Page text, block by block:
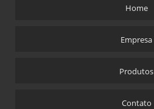
Home
Empresa
Produtos
Contato